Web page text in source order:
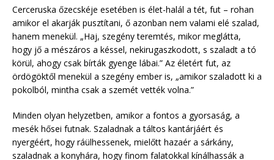
Cerceruska őzecskéje esetében is élet-halál a tét, fut – rohan
amikor el akarják pusztítani, ő azonban nem valami elé szalad,
hanem menekül. „Haj, szegény teremtés, mikor meglátta,
hogy jő a mészáros a késsel, nekirugaszkodott, s szaladt a tó
körül, ahogy csak bírták gyenge lábai.” Az életért fut, az
ördögöktől menekül a szegény ember is, „amikor szaladott ki a
pokolból, mintha csak a szemét vették volna.”
Minden olyan helyzetben, amikor a fontos a gyorsaság, a
mesék hősei futnak. Szaladnak a táltos kantárjáért és
nyergéért, hogy ráülhessenek, mielőtt hazaér a sárkány,
szaladnak a konyhára, hogy finom falatokkal kínálhassák a